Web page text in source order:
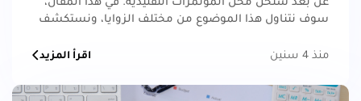
عن بعد ستحل محل المؤتمرات التقليدية. في هذا المقال،
سوف نتناول هذا الموضوع من مختلف الزوايا، ونستكشف
الأول في المستقبل القريب
منذ 4 سنين اقرأ المزيد